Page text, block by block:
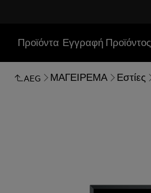
Προϊόντα Εγγραφή Προϊόντος
AEG ΜΑΓΕΙΡΕΜΑ Εστίες